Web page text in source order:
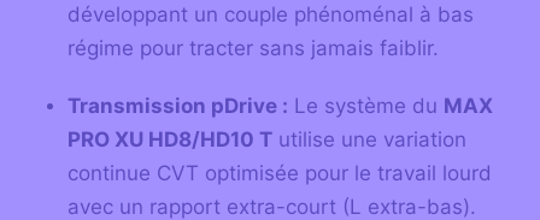
développant un couple phénoménal à bas
régime pour tracter sans jamais faiblir.
Transmission pDrive : Le système du MAX
PRO XU HD8/HD10 T utilise une variation
continue CVT optimisée pour le travail lourd
avec un rapport extra-court (L extra-bas).